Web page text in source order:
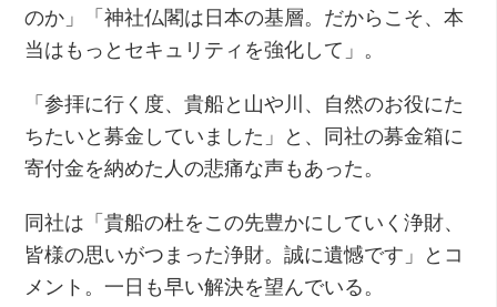
のか」「神社仏閣は日本の基層。だからこそ、本
当はもっとセキュリティを強化して」。
「参拝に行く度、貴船と山や川、自然のお役にた
ちたいと募金していました」と、同社の募金箱に
寄付金を納めた人の悲痛な声もあった。
同社は「貴船の杜をこの先豊かにしていく浄財、
皆様の思いがつまった浄財。誠に遺憾です」とコ
メント。一日も早い解決を望んでいる。